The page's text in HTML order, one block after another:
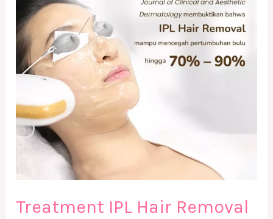
Treatment IPL Hair Removal
di
DERMA9
Klinik
Kecantikan